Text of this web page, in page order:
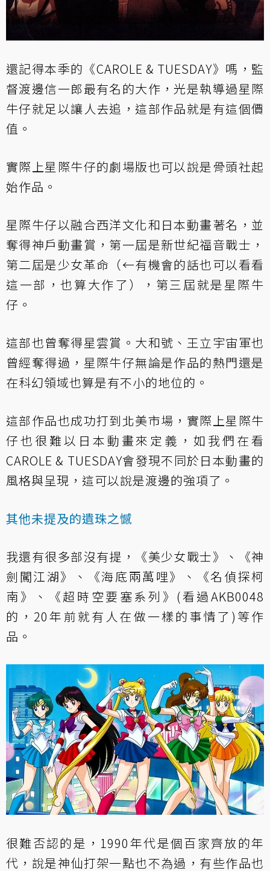
還記得本季的《CAROLE & TUESDAY》嗎，監
督渡邊信一郎最有名的大作，光是執導過星際
牛仔就足以讓人去追，這部作品就是有這個價
值。
實際上星際牛仔的劇場版也可以說是骨頭社起
始作品。
星際牛仔以融合西洋文化和日本動畫著名，並
奪得神戶動畫賞，第一屆是新世紀福音戰士，
第二屆是少女革命（←有機會的話也可以看看
這一部，也算大作了），第三屆就是星際牛
仔。
這部也曾奪得星雲賞。大和號、王立宇宙軍也
曾經奪得過，星際牛仔無論是作品的熱門還是
在科幻領域也算是有不小的地位的。
這部作品也成功打到北美市場，實際上星際牛
仔也很難以日本動畫來定義，如我們在看
CAROLE & TUESDAY會發現不同於日本動畫的
風格與呈現，這可以說是渡邊的強項了。
其他未提及的遺珠之憾
我還有很多部沒有提，《美少女戰士》、《神
劍闖江湖》、《海底兩萬哩》、《名偵探柯
南》、《超時空要塞系列》(看過AKB0048
的，20年前就有人在做一樣的事情了)等作
品。
很難否認的是，1990年代是個百家齊放的年
代，說是神仙打架一點也不為過，有些作品也